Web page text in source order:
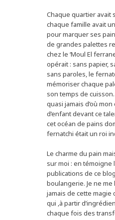
Chaque quartier avait
chaque famille avait
pour marquer ses
de grandes palettes
chez le ‘Moul El
opérait : sans papier,
sans paroles, le
mémoriser chaque
son temps de
quasi jamais d’où
d’enfant devant ce
cet océan de pains
fernatchi était un roi
Le charme du pain
sur moi : en
publications de ce
boulangerie. Je ne
jamais de cette magie
qui ,à partir
chaque fois des